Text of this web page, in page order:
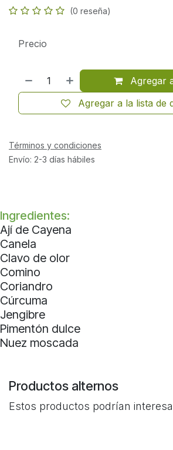
(0 reseña)
Agregar
Agregar a la lista de
Precio
Términos y condiciones
Envío: 2-3 días hábiles
Ingredientes:
Ají de Cayena
Canela
Clavo de olor
Comino
Coriandro
Cúrcuma
Jengibre
Pimentón dulce
Nuez moscada
Productos alternos
Estos productos podrían